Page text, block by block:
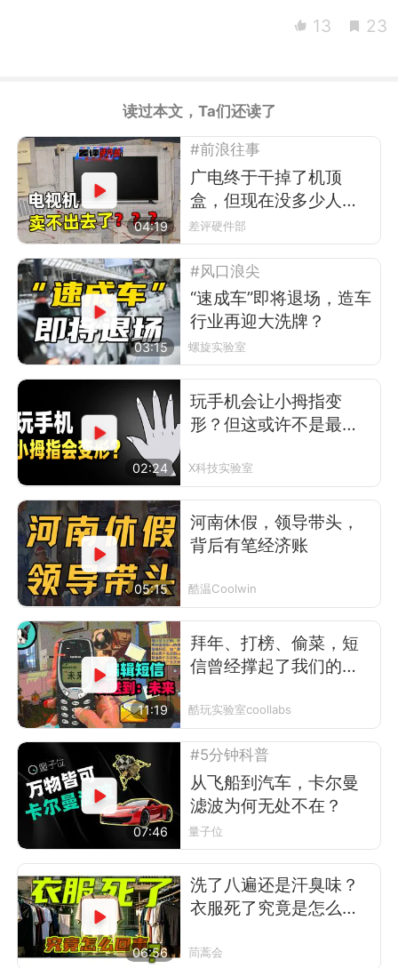
13 23
读过本文，Ta们还读了
04:19
#前浪往事
广电终于干掉了机顶
盒，但现在没多少人看
电视了
差评硬件部
03:15
#风口浪尖
“速成车”即将退场，造车
行业再迎大洗牌？
螺旋实验室
02:24
玩手机会让小拇指变
形？但这或许不是最可
X科技实验室
05:15
河南休假，领导带头，
背后有笔经济账
酷温Coolwin
11:19
拜年、打榜、偷菜，短
信曾经撑起了我们的前
酷玩实验室coollabs
07:46
#5分钟科普
从飞船到汽车，卡尔曼
滤波为何无处不在？
量子位
06:56
洗了八遍还是汗臭味？
衣服死了究竟是怎么回
茼蒿会